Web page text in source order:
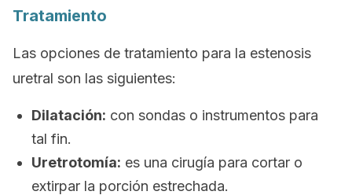
Tratamiento
Las opciones de tratamiento para la estenosis
uretral son las siguientes:
Dilatación: con sondas o instrumentos para
tal fin.
Uretrotomía: es una cirugía para cortar o
extirpar la porción estrechada.